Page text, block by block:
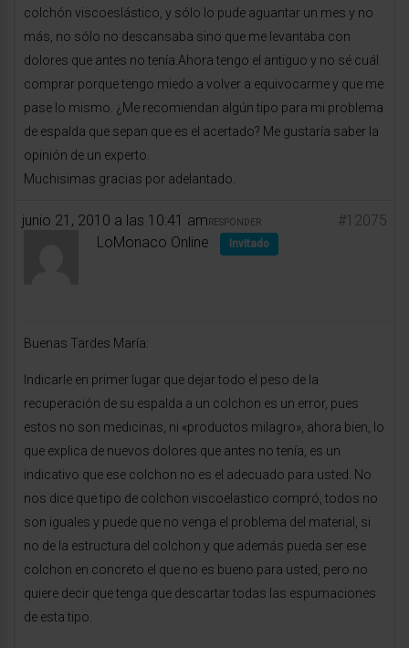
colchón viscoeslástico, y sólo lo pude aguantar un mes y no
más, no sólo no descansaba sino que me levantaba con
dolores que antes no tenía.Ahora tengo el antiguo y no sé cuál
comprar porque tengo miedo a volver a equivocarme y que me
pase lo mismo. ¿Me recomiendan algún tipo para mi problema
de espalda que sepan que es el acertado? Me gustaría saber la
opinión de un experto.
Muchisimas gracias por adelantado.
junio 21, 2010 a las 10:41 am #12075
RESPONDER
LoMonaco Online Invitado
Buenas Tardes María:
Indicarle en primer lugar que dejar todo el peso de la
recuperación de su espalda a un colchon es un error, pues
estos no son medicinas, ni «productos milagro», ahora bien, lo
que explica de nuevos dolores que antes no tenía, es un
indicativo que ese colchon no es el adecuado para usted. No
nos dice que tipo de colchon viscoelastico compró, todos no
son iguales y puede que no venga el problema del material, si
no de la estructura del colchon y que además pueda ser ese
colchon en concreto el que no es bueno para usted, pero no
quiere decir que tenga que descartar todas las espumaciones
de esta tipo.